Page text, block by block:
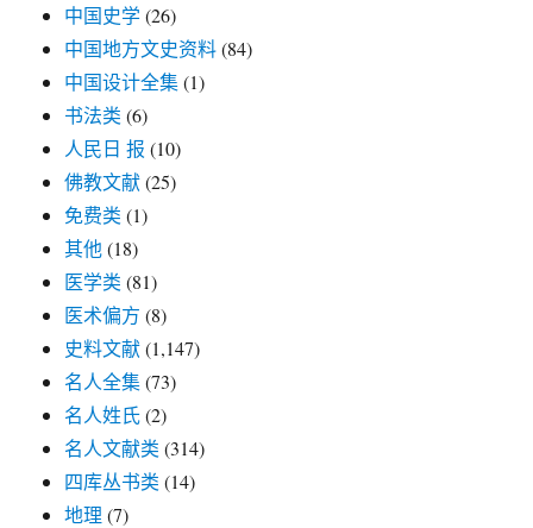
中国史学(26)
中国地方文史资料(84)
中国设计全集(1)
书法类 (6)
人民日 报 (10)
佛教文献(25)
免费类 (1)
其他(18)
医学类 (81)
医术偏方 (8)
史料文献(1,147)
名人全集(73)
名人姓氏(2)
名人文献类 (314)
四库丛书类 (14)
地理 (7)